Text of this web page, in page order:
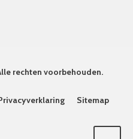
rechten voorbehouden.
Sitemap